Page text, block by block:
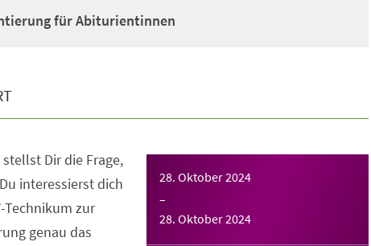
für Abiturientinnen
28. Oktober 2024
–
28. Oktober 2024
Dir die Frage,
interessierst dich
Technikum zur
genau das